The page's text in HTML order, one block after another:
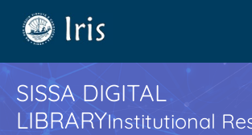
SISSA DIGITAL
LIBRARYInstitutional